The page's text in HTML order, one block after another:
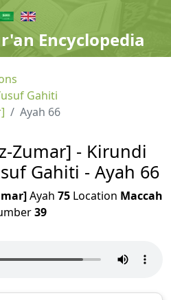
Encyclopedia
Gahiti
Ayah 66
Zumar] - Kirundi
Gahiti - Ayah 66
Ayah 75 Location Maccah
39